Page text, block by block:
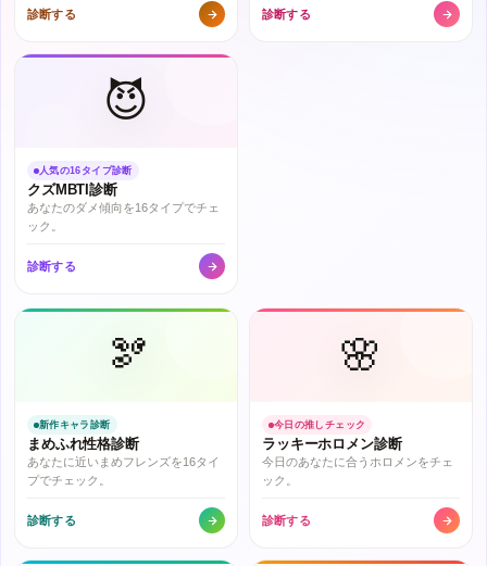
診断する 診断する
😈
人気の16タイプ診断
クズMBTI診断
あなたのダメ傾向を16タイプでチェ
ック。
診断する
🫘
新作キャラ診断
まめふれ性格診断
あなたに近いまめフレンズを16タイ
プでチェック。
診断する
🌸
今日の推しチェック
ラッキーホロメン診断
今日のあなたに合うホロメンをチェ
ック。
診断する